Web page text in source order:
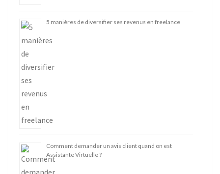
5 manières de diversifier ses revenus en freelance
Comment demander un avis client quand on est
Assistante Virtuelle ?